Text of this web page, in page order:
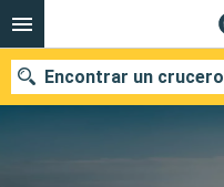
Encontrar un crucero